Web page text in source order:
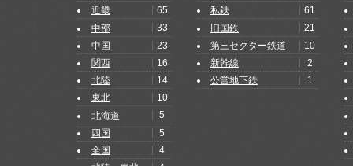
近畿
65
中部
33
中国
23
関西
16
北陸
14
東北
10
北海道
5
四国
5
全国
4
私鉄
61
旧国鉄
21
第三セクター鉄道
10
新幹線
2
公営地下鉄
1